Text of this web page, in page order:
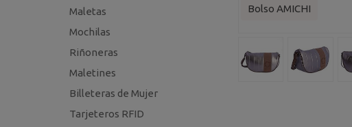
Maletas
Mochilas
Riñoneras
Maletines
Billeteras de Mujer
Tarjeteros RFID
Bolso AMICHI